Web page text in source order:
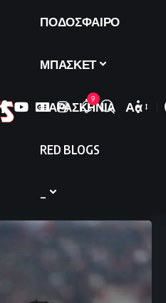
ΠΟΔΟΣΦΑΙΡΟ
ΜΠΑΣΚΕΤ
ΠΑΡΑΣΚΗΝΙΑ
RED BLOGS
9
Font
Αα